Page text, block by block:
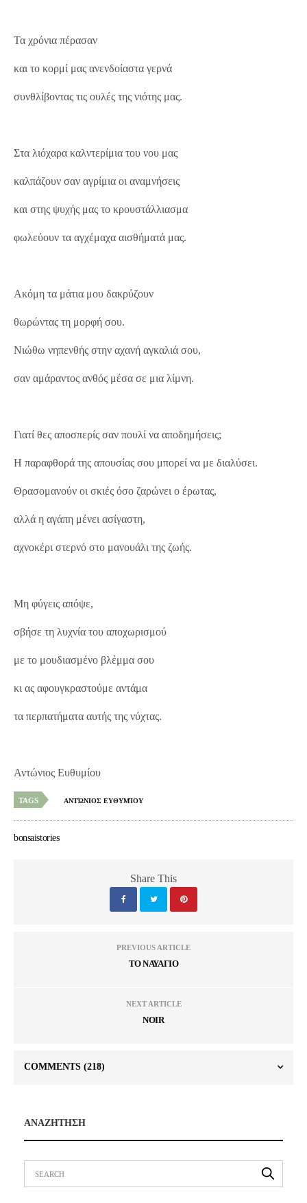
Τα χρόνια πέρασαν
και το κορμί μας ανενδοίαστα γερνά
συνθλίβοντας τις ουλές της νιότης μας.
Στα λιόχαρα καλντερίμια του νου μας
καλπάζουν σαν αγρίμια οι αναμνήσεις
και στης ψυχής μας το κρουστάλλιασμα
φωλεύουν τα αγχέμαχα αισθήματά μας.
Ακόμη τα μάτια μου δακρύζουν
θωρώντας τη μορφή σου.
Νιώθω νηπενθής στην αχανή αγκαλιά σου,
σαν αμάραντος ανθός μέσα σε μια λίμνη.
Γιατί θες αποσπερίς σαν πουλί να αποδημήσεις;
Η παραφθορά της απουσίας σου μπορεί να με διαλύσει.
Θρασομανούν οι σκιές όσο ζαρώνει ο έρωτας,
αλλά η αγάπη μένει ασίγαστη,
αχνοκέρι στερνό στο μανουάλι της ζωής.
Μη φύγεις απόψε,
σβήσε τη λυχνία του αποχωρισμού
με το μουδιασμένο βλέμμα σου
κι ας αφουγκραστούμε αντάμα
τα περπατήματα αυτής της νύχτας.
Αντώνιος Ευθυμίου
TAGS ΑΝΤΏΝΙΟΣ ΕΥΘΥΜΊΟΥ
bonsaistories
Share This
PREVIOUS ARTICLE
ΤΟ ΝΑΥΑΓΙΟ
NEXT ARTICLE
NOIR
COMMENTS (218)
ΑΝΑΖΗΤΗΣΗ